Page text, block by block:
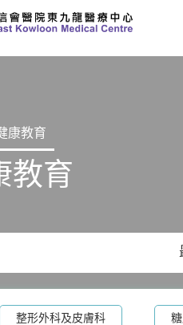
康教育
教育
整形外科及皮膚科